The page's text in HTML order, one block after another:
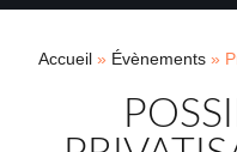
Accueil » Évènements »